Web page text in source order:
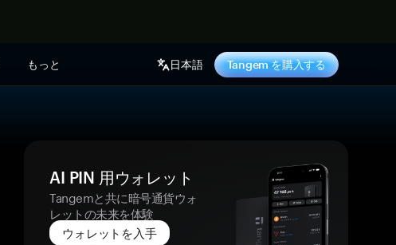
もっと 日本語 Tangem を購入する
AI PIN 用ウォレット
Tangemと共に暗号通貨ウォ
レットの未来を体験
ウォレットを入手